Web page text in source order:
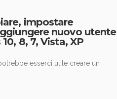
impostare
nuovo utente
8, 7, Vista, XP
esserci utile creare un